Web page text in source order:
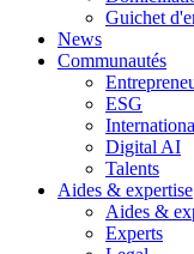
Guichet
News
Communautés
ESG
Digital AI
Talents
Aides & expertise
Aides &
Experts